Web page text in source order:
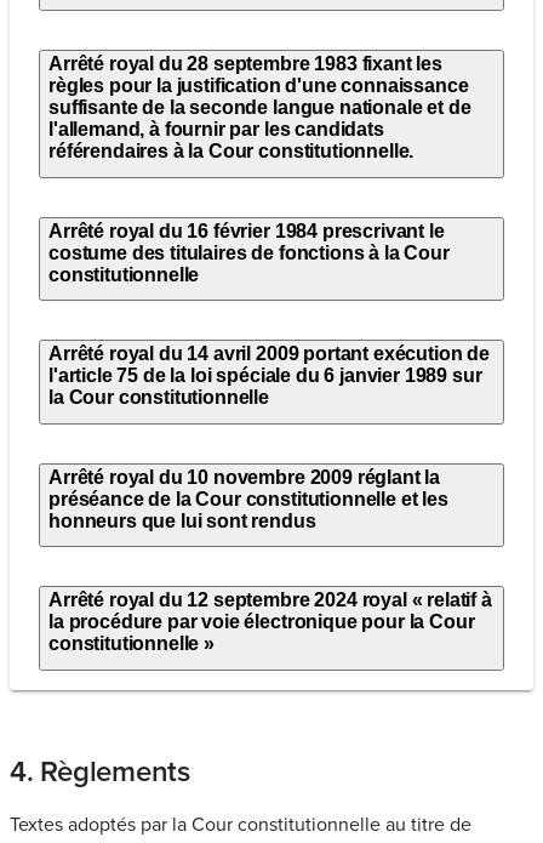
Arrêté royal du 28 septembre 1983 fixant les
règles pour la justification d'une connaissance
suffisante de la seconde langue nationale et de
l'allemand, à fournir par les candidats
référendaires à la Cour constitutionnelle.
Arrêté royal du 16 février 1984 prescrivant le
costume des titulaires de fonctions à la Cour
constitutionnelle
Arrêté royal du 14 avril 2009 portant exécution de
l'article 75 de la loi spéciale du 6 janvier 1989 sur
la Cour constitutionnelle
Arrêté royal du 10 novembre 2009 réglant la
préséance de la Cour constitutionnelle et les
honneurs que lui sont rendus
Arrêté royal du 12 septembre 2024 royal « relatif à
la procédure par voie électronique pour la Cour
constitutionnelle »
4. Règlements
Textes adoptés par la Cour constitutionnelle au titre de